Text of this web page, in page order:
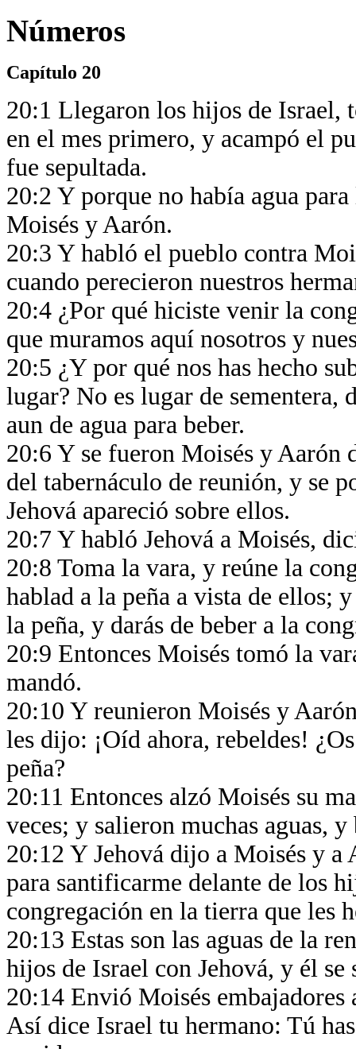
Números
Capítulo 20
20:1 Llegaron los hijos de Israel,
en el mes primero, y acampó el
fue sepultada.
20:2 Y porque no había agua
Moisés y Aarón.
20:3 Y habló el pueblo contra
cuando perecieron nuestros
20:4 ¿Por qué hiciste venir la
que muramos aquí nosotros y
20:5 ¿Y por qué nos has hecho
lugar? No es lugar de sementera,
aun de agua para beber.
20:6 Y se fueron Moisés y Aarón
del tabernáculo de reunión, y se
Jehová apareció sobre ellos.
20:7 Y habló Jehová a Moisés,
20:8 Toma la vara, y reúne la
hablad a la peña a vista de ellos;
la peña, y darás de beber a la
20:9 Entonces Moisés tomó la
mandó.
20:10 Y reunieron Moisés y
les dijo: ¡Oíd ahora, rebeldes!
peña?
20:11 Entonces alzó Moisés su
veces; y salieron muchas aguas,
20:12 Y Jehová dijo a Moisés y
para santificarme delante de los
congregación en la tierra que les
20:13 Estas son las aguas de la
hijos de Israel con Jehová, y él
20:14 Envió Moisés embajadores
Así dice Israel tu hermano: Tú